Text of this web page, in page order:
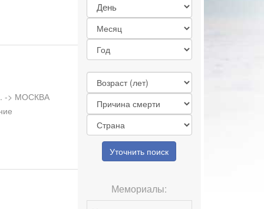
-> МОСКВА
Уточнить поиск
Мемориалы: